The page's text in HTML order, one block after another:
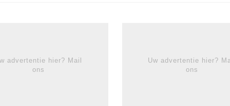
advertentie hier? Mail
ons
Uw advertentie hier?
ons